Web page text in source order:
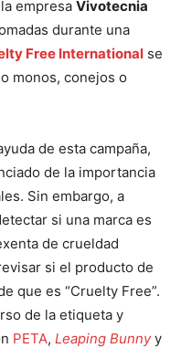
empresa Vivotecnia
durante una
Free International se
monos, conejos o
de esta campaña,
de la importancia
Sin embargo, a
si una marca es
de crueldad
si el producto de
que es “Cruelty Free”.
de la etiqueta y
PETA, Leaping Bunnyy